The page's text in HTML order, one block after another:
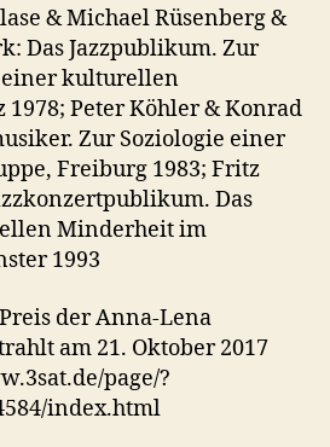
& Michael Rüsenberg &
Das Jazzpublikum. Zur
einer kulturellen
Peter Köhler & Konrad
Zur Soziologie einer
Freiburg 1983; Fritz
Das
Minderheit im
1993
der Anna-Lena
am 21. Oktober 2017
page/?
index.html